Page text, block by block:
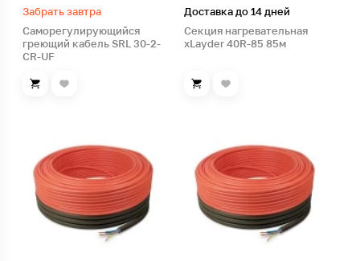
Забрать завтра
Саморегулирующийся
греющий кабель SRL 30-2-
CR-UF
Доставка до 14 дней
Секция нагревательная
xLayder 40R-85 85м